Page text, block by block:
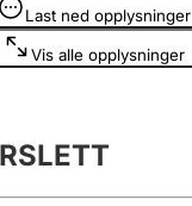
Last ned opplysninger
Vis alle opplysninger